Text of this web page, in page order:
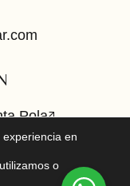
Pola
Blanca en
o